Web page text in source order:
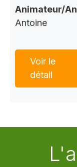
Animateur/
Antoine
Voir le
détail